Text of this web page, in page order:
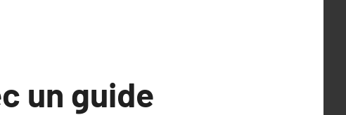
un guide